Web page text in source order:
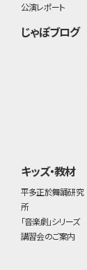
公演レポート
じゃぽブログ
キッズ・教材
平多正於舞踊研究
所
「音楽劇」シリーズ
講習会のご案内